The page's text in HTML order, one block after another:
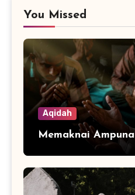
You Missed
Aqidah
Memaknai